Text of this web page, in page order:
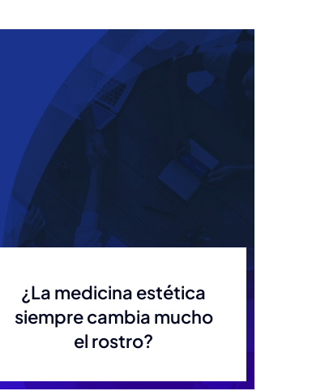
¿La medicina estética
siempre cambia mucho
el rostro?